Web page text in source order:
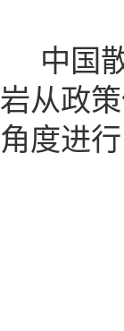
中国散
岩从政
角度进